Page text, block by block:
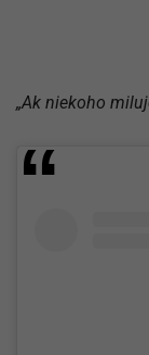
„Ak niekoho